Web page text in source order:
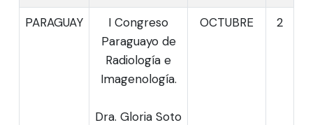
PARAGUAY
I Congreso
Paraguayo de
Radiología e
Imagenología.
Dra. Gloria Soto
OCTUBRE 2